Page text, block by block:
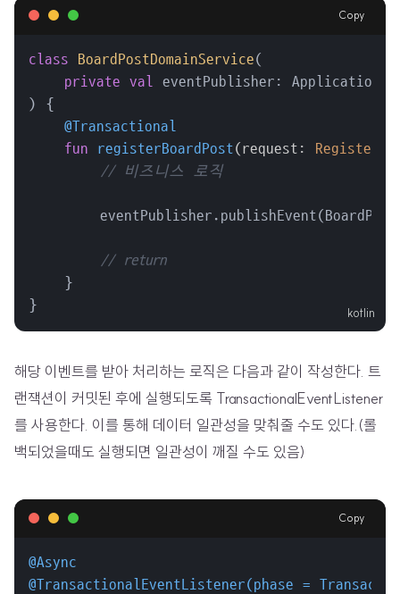
Copy
class BoardPostDomainService(
private
val eventPublisher:
) {
@Transactional
fun
registerBoardPost(request:
// 비즈니스 로직
// return
    }
}
해당 이벤트를 받아 처리하는 로직은 다음과 같이 작성한다. 트
랜잭션이 커밋된 후에 실행되도록 TransactionalEventListener
를 사용한다. 이를 통해 데이터 일관성을 맞춰줄 수도 있다.(롤
백되었을때도 실행되면 일관성이 깨질 수도 있음)
Copy
@Async
@TransactionalEventListener(phase =